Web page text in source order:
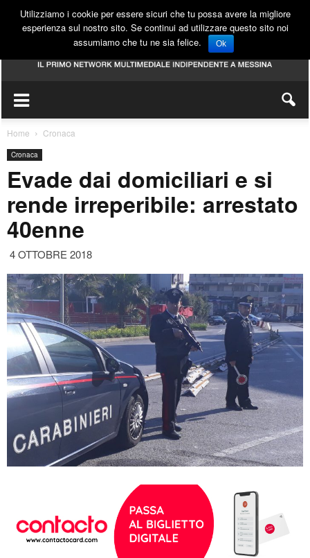
Home Cronaca
Cronaca
Evade dai domiciliari e si
rende irreperibile: arrestato
40enne
4 OTTOBRE 2018
Utilizziamo i cookie per essere sicuri che tu possa avere la migliore
esperienza sul nostro sito. Se continui ad utilizzare questo sito noi
assumiamo che tu ne sia felice.
Ok